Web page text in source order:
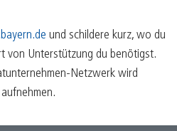
und schildere kurz, wo du
von Unterstützung du benötigst.
Netzwerk wird